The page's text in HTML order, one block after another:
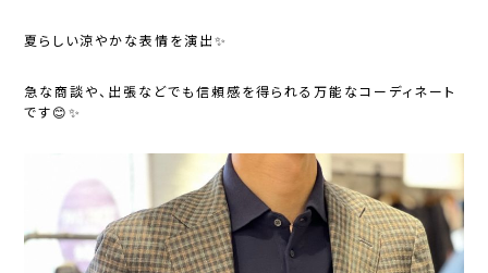
夏らしい涼やかな表情を演出✨
急な商談や、出張などでも信頼感を得られる万能なコーディネート
です😊✨